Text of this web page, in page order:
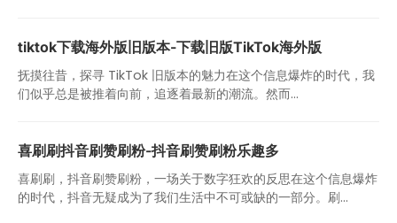
tiktok下载海外版旧版本-下载旧版TikTok海外版
抚摸往昔，探寻 TikTok 旧版本的魅力在这个信息爆炸的时代，我
们似乎总是被推着向前，追逐着最新的潮流。然而...
喜刷刷抖音刷赞刷粉-抖音刷赞刷粉乐趣多
喜刷刷，抖音刷赞刷粉，一场关于数字狂欢的反思在这个信息爆炸
的时代，抖音无疑成为了我们生活中不可或缺的一部分。刷...